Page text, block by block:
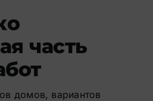
часть
домов, вариантов